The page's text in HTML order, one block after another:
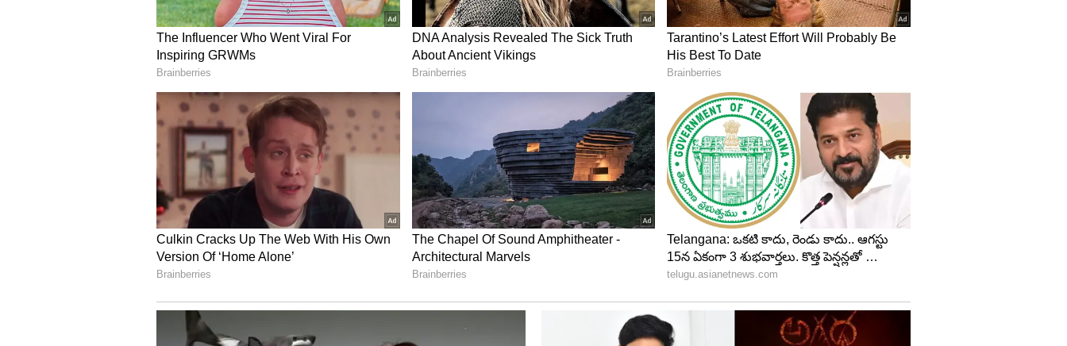
Image Credit : Our Own
టికెట్‌లోనే అన్ని సౌకర్యాలు
ఈ టూర్ ప్యాకేజీలో రెండు వైపులా ఏసీ మినీ బస్సు ప్రయాణం, ఉదయం అల్పాహారం, మధ్యాహ్న భోజనం,
సాయంత్రం అల్పహారం, ఆలయ దర్శన ఏర్పాట్లు అన్నీ టికెట్ ధరలోనే ఉంటాయి. దీంతో ప్రత్యేకంగా భోజనం
లేదా ప్రయాణ ఏర్పాట్ల గురించి ఆందోళన చెందాల్సిన అవసరం ఉండదు. కుటుంబంతో కలిసి
సౌకర్యవంతమైన ప్రయాణాన్ని ఆస్వాదించవచ్చు.